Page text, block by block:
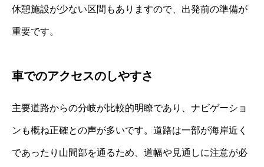
休憩施設が少ない区間もありますので、出発前の準備が
重要です。
車でのアクセスのしやすさ
主要道路からの分岐が比較的明瞭であり、ナビゲーショ
ンも概ね正確との声が多いです。道路は一部が海岸近く
であったり山間部を通るため、道幅や見通しに注意が必